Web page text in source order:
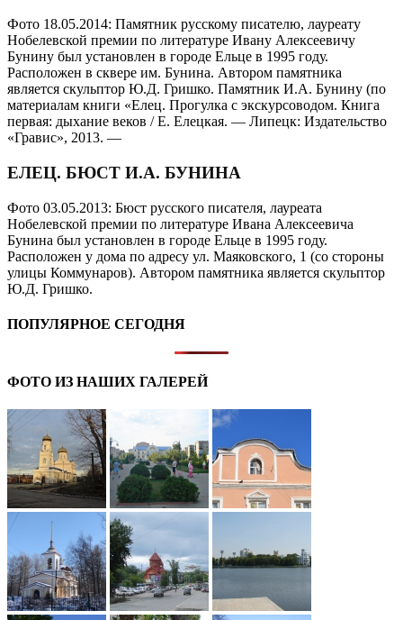
Фото 18.05.2014: Памятник русскому писателю, лауреату
Нобелевской премии по литературе Ивану Алексеевичу
Бунину был установлен в городе Ельце в 1995 году.
Расположен в сквере им. Бунина. Автором памятника
является скульптор Ю.Д. Гришко. Памятник И.А. Бунину (по
материалам книги «Елец. Прогулка с экскурсоводом. Книга
первая: дыхание веков / Е. Елецкая. — Липецк: Издательство
«Гравис», 2013. —
ЕЛЕЦ. БЮСТ И.А. БУНИНА
Фото 03.05.2013: Бюст русского писателя, лауреата
Нобелевской премии по литературе Ивана Алексеевича
Бунина был установлен в городе Ельце в 1995 году.
Расположен у дома по адресу ул. Маяковского, 1 (со стороны
улицы Коммунаров). Автором памятника является скульптор
Ю.Д. Гришко.
ПОПУЛЯРНОЕ СЕГОДНЯ
ФОТО ИЗ НАШИХ ГАЛЕРЕЙ